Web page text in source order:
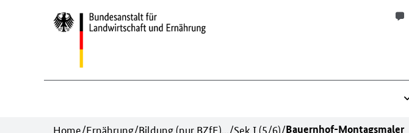
springen
Home/Ernährung/Bildung (nur BZfE)... /Sek I (5/6)/Bauernhof-Montagsmaler